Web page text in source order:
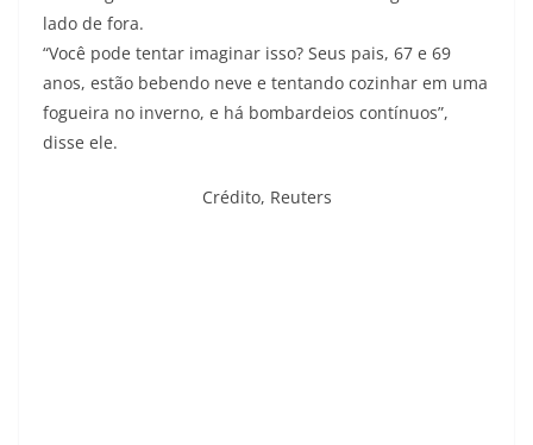
lado de fora.
“Você pode tentar imaginar isso? Seus pais, 67 e 69
anos, estão bebendo neve e tentando cozinhar em uma
fogueira no inverno, e há bombardeios contínuos”,
disse ele.
Crédito, Reuters